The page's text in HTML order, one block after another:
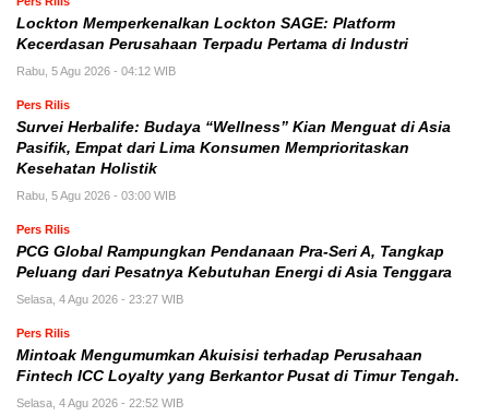
Lockton Memperkenalkan Lockton SAGE: Platform
Kecerdasan Perusahaan Terpadu Pertama di Industri
Rabu, 5 Agu 2026 - 04:12 WIB
Pers Rilis
Survei Herbalife: Budaya “Wellness” Kian Menguat di Asia
Pasifik, Empat dari Lima Konsumen Memprioritaskan
Kesehatan Holistik
Rabu, 5 Agu 2026 - 03:00 WIB
Pers Rilis
PCG Global Rampungkan Pendanaan Pra-Seri A, Tangkap
Peluang dari Pesatnya Kebutuhan Energi di Asia Tenggara
Selasa, 4 Agu 2026 - 23:27 WIB
Pers Rilis
Mintoak Mengumumkan Akuisisi terhadap Perusahaan
Fintech ICC Loyalty yang Berkantor Pusat di Timur Tengah.
Selasa, 4 Agu 2026 - 22:52 WIB